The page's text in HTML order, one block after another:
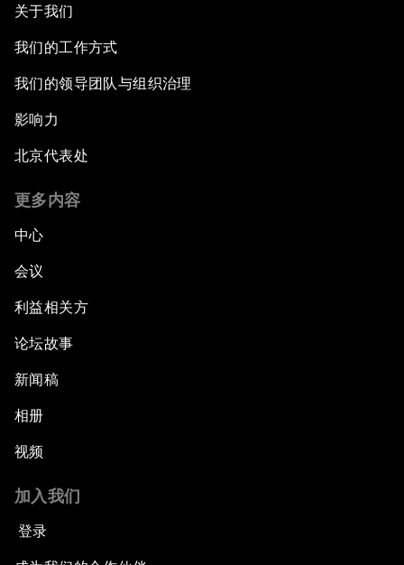
关于我们
我们的工作方式
我们的领导团队与组织治理
影响力
北京代表处
更多内容
中心
会议
利益相关方
论坛故事
新闻稿
相册
视频
加入我们
登录